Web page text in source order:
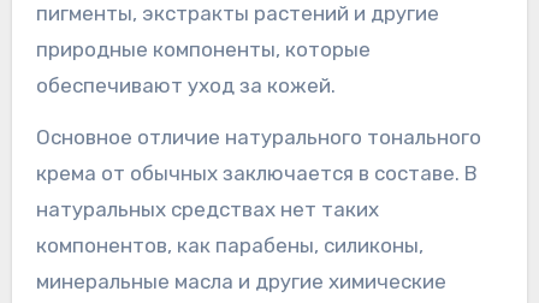
пигменты, экстракты растений и другие
природные компоненты, которые
обеспечивают уход за кожей.
Основное отличие натурального тонального
крема от обычных заключается в составе. В
натуральных средствах нет таких
компонентов, как парабены, силиконы,
минеральные масла и другие химические